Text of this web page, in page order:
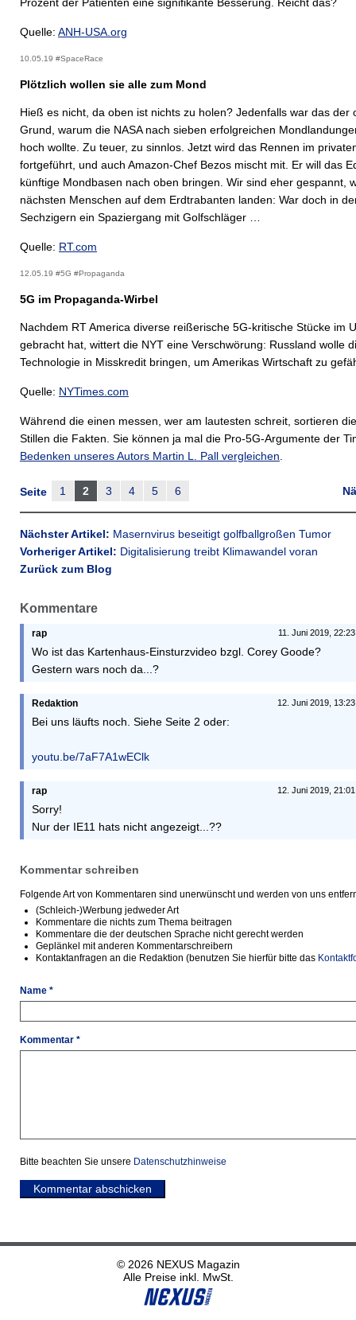
Quelle: ANH-USA.org
10.05.19 #SpaceRace
Plötzlich wollen sie alle zum Mond
Hieß es nicht, da oben ist nichts zu holen? Jedenfalls war das der
Grund, warum die NASA nach sieben erfolgreichen
hoch wollte. Zu teuer, zu sinnlos. Jetzt wird das Rennen im
fortgeführt, und auch Amazon-Chef Bezos mischt mit. Er will das
künftige Mondbasen nach oben bringen. Wir sind eher gespannt,
nächsten Menschen auf dem Erdtrabanten landen: War doch in
Sechzigern ein Spaziergang mit Golfschläger …
Quelle: RT.com
12.05.19 #5G #Propaganda
5G im Propaganda-Wirbel
Nachdem RT America diverse reißerische 5G-kritische Stücke im
gebracht hat, wittert die NYT eine Verschwörung: Russland wolle
Technologie in Misskredit bringen, um Amerikas Wirtschaft zu
Quelle: NYTimes.com
Während die einen messen, wer am lautesten schreit, sortieren
Stillen die Fakten. Sie können ja mal die Pro-5G-Argumente der
Bedenken unseres Autors Martin L. Pall vergleichen
Seite 1 2 3 4 5 6
Nächster Artikel: Masernvirus beseitigt golfballgroßen Tumor
Vorheriger Artikel: Digitalisierung treibt Klimawandel voran
Zurück zum Blog
Kommentare
11. Juni 2019,
rap
Wo ist das Kartenhaus-Einsturzvideo bzgl. Corey Goode?
Gestern wars noch da...?
12. Juni 2019,
Redaktion
Bei uns läufts noch. Siehe Seite 2 oder:
youtu.be/7aF7A1wEClk
12. Juni 2019,
rap
Sorry!
Nur der IE11 hats nicht angezeigt...??
Kommentar schreiben
Folgende Art von Kommentaren sind unerwünscht und werden von uns
(Schleich-)Werbung jedweder Art
Kommentare die nichts zum Thema beitragen
Kommentare die der deutschen Sprache nicht gerecht werden
Geplänkel mit anderen Kommentarschreibern
Kontaktanfragen an die Redaktion (benutzen Sie hierfür bitte das
Name *
Kommentar *
Bitte beachten Sie unsere Datenschutzhinweise
Kommentar abschicken
© 2026 NEXUS Magazin
Alle Preise inkl. MwSt.